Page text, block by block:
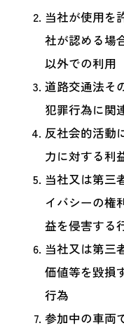
当社が使用を
社が認める場
以外での利用
道路交通法そ
犯罪行為に関
反社会的活動
力に対する利
当社又は第三
イバシーの権
益を侵害する
当社又は第三
価値等を毀損
行為
参加中の車両